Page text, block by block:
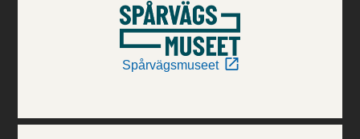
Spårvägsmuseet